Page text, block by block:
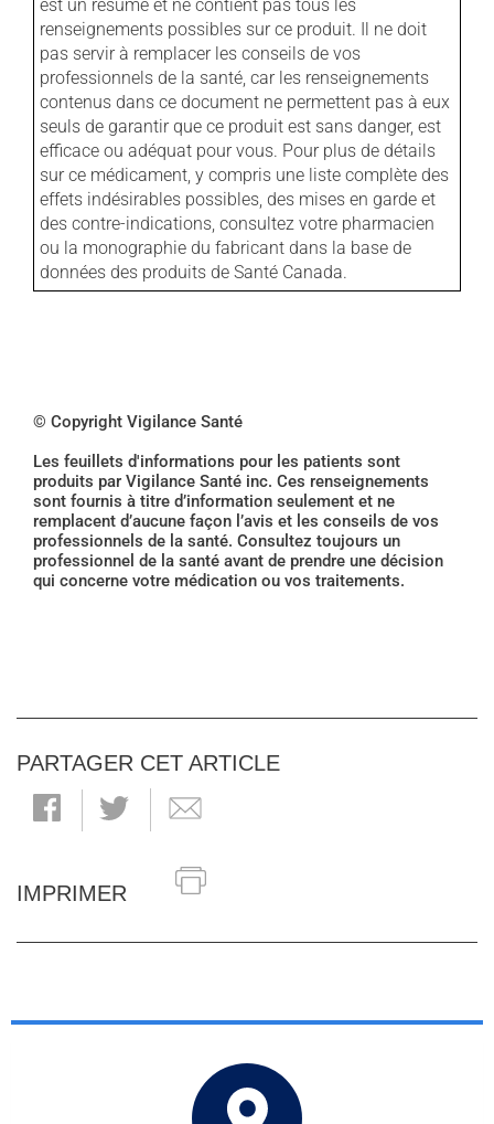
est un résumé et ne contient pas tous les
renseignements possibles sur ce produit. Il ne doit
pas servir à remplacer les conseils de vos
professionnels de la santé, car les renseignements
contenus dans ce document ne permettent pas à eux
seuls de garantir que ce produit est sans danger, est
efficace ou adéquat pour vous. Pour plus de détails
sur ce médicament, y compris une liste complète des
effets indésirables possibles, des mises en garde et
des contre-indications, consultez votre pharmacien
ou la monographie du fabricant dans la base de
données des produits de Santé Canada.
© Copyright Vigilance Santé
Les feuillets d'informations pour les patients sont
produits par Vigilance Santé inc. Ces renseignements
sont fournis à titre d’information seulement et ne
remplacent d’aucune façon l’avis et les conseils de vos
professionnels de la santé. Consultez toujours un
professionnel de la santé avant de prendre une décision
qui concerne votre médication ou vos traitements.
PARTAGER CET ARTICLE
IMPRIMER